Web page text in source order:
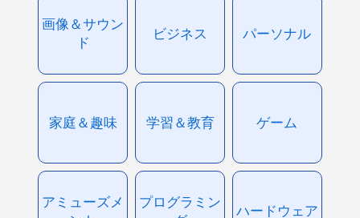
画像＆サウン
ド
ビジネス パーソナル
家庭＆趣味 学習＆教育 ゲーム
アミューズメ
プログラミン
ハードウェア